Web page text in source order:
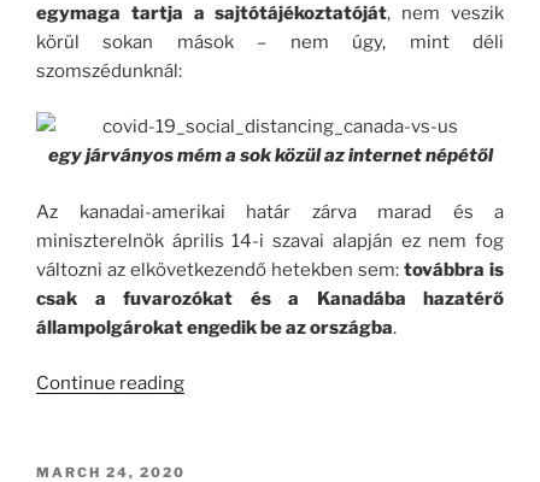
egymaga tartja a sajtótájékoztatóját, nem veszik
körül sokan mások – nem úgy, mint déli
szomszédunknál:
egy járványos mém a sok közül az internet népétől
Az kanadai-amerikai határ zárva marad és a
miniszterelnök április 14-i szavai alapján ez nem fog
változni az elkövetkezendő hetekben sem: továbbra is
csak a fuvarozókat és a Kanadába hazatérő
állampolgárokat engedik be az országba.
Continue reading“CoViD-
POSTED
MARCH 24, 2020